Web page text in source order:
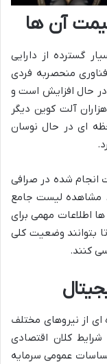
آن ها
گسترده از دارایی
منحصربه فردی
در حال افزایش است و
آلت کوین دیگر
ای در حال نوسان
انجام شده در صرافی
مشاهده لیست جامع
اطلاعات مهمی برای
بتوانند وضعیت کلی
کنند.
از نیروهای مختلف
کلان اقتصادی
عمومی سرمایه